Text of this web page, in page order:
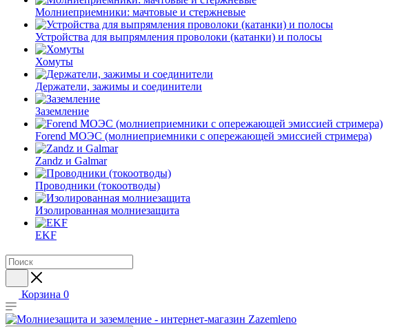
Молниеприемники: мачтовые и стержневые
Устройства для выпрямления проволоки (катанки) и полосы
Хомуты
Держатели, зажимы и соединители
Заземление
Forend МОЭС (молниеприемники с опережающей эмиссией стримера)
Zandz и Galmar
Проводники (токоотводы)
Изолированная молниезащита
EKF
Корзина 0